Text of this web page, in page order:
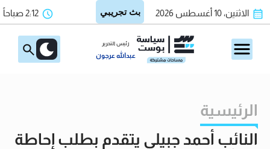
الاثنين، 10 أغسطس 2026 2:12 صباحاً
رئيس التحرير
عبدالله عرجون
الرئيسية
النائب أحمد جبيلي يتقدم بطلب إحاطة